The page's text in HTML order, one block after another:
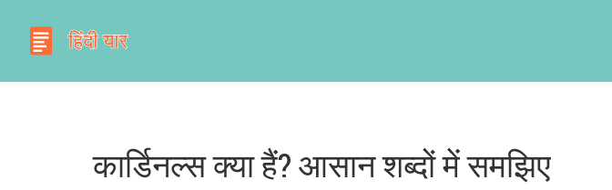
कार्डिनल्स क्या हैं? आसान शब्दों में समझिए